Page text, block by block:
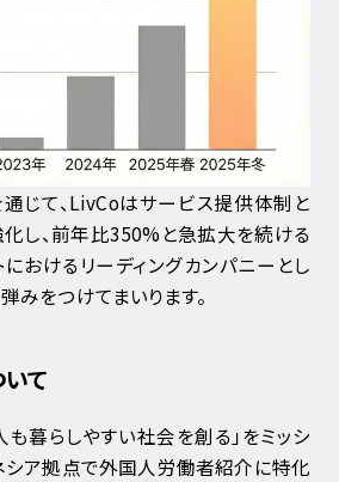
じて、LivCoはサービス提供体制と
し、前年比350%と急拡大を続ける
おけるリーディングカンパニーとし
みをつけてまいります。
て
暮らしやすい社会を創る」をミッシ
シア拠点で外国人労働者紹介に特化